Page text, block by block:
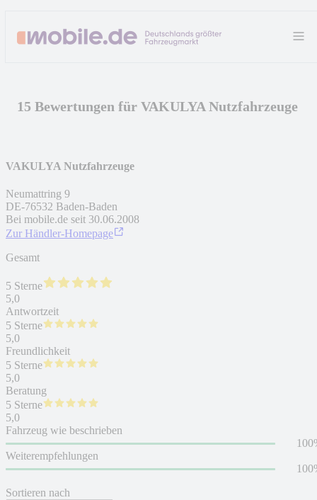
15 Bewertungen für VAKULYA Nutzfahrzeuge
Sortieren nach
VAKULYA Nutzfahrzeuge
Neumattring 9
DE-76532 Baden-Baden
Bei mobile.de seit 30.06.2008
Zur Händler-Homepage
Gesamt
5 Sterne
5,0
Antwortzeit
5 Sterne
5,0
Freundlichkeit
5 Sterne
5,0
Beratung
5 Sterne
5,0
Fahrzeug wie beschrieben
Weiterempfehlungen